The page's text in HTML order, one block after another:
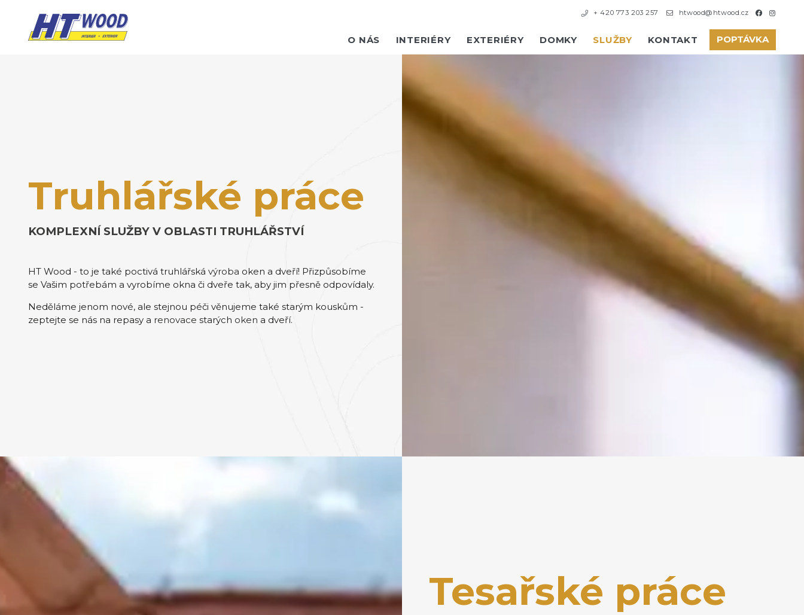
+ 420 773 203 257 htwood@htwood.cz
O NÁS INTERIÉRY EXTERIÉRY DOMKY SLUŽBY KONTAKT POPTÁVKA
Truhlářské práce
KOMPLEXNÍ SLUŽBY V OBLASTI TRUHLÁŘSTVÍ
HT Wood - to je také poctivá truhlářská výroba oken a dveří! Přizpůsobíme
se Vašim potřebám a vyrobíme okna či dveře tak, aby jim přesně odpovídaly.
Neděláme jenom nové, ale stejnou péči věnujeme také starým kouskům -
zeptejte se nás na repasy a renovace starých oken a dveří.
Tesařské práce